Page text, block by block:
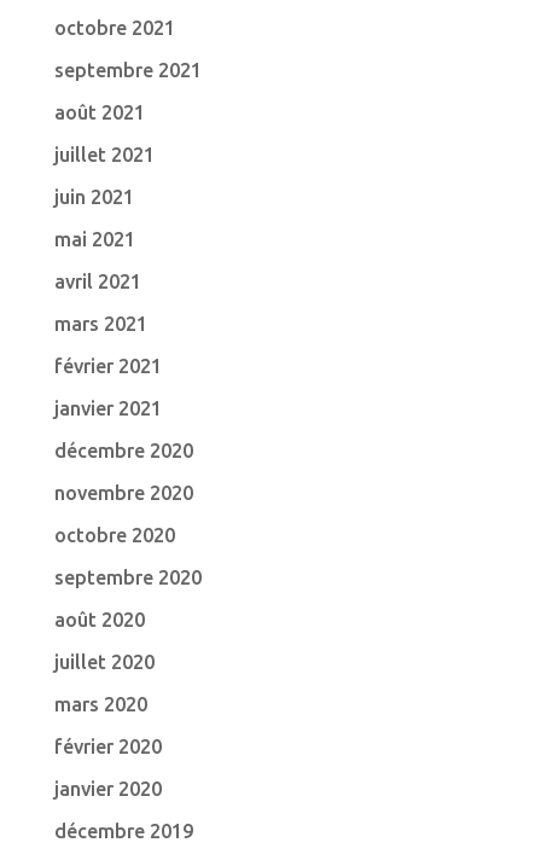
octobre 2021
septembre 2021
août 2021
juillet 2021
juin 2021
mai 2021
avril 2021
mars 2021
février 2021
janvier 2021
décembre 2020
novembre 2020
octobre 2020
septembre 2020
août 2020
juillet 2020
mars 2020
février 2020
janvier 2020
décembre 2019